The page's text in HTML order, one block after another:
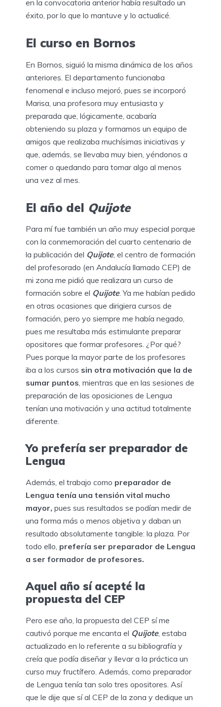
en la convocatoria anterior había resultado un
éxito, por lo que lo mantuve y lo actualicé.
El curso en Bornos
En Bornos, siguió la misma dinámica de los años
anteriores. El departamento funcionaba
fenomenal e incluso mejoró, pues se incorporó
Marisa, una profesora muy entusiasta y
preparada que, lógicamente, acabaría
obteniendo su plaza y formamos un equipo de
amigos que realizaba muchísimas iniciativas y
que, además, se llevaba muy bien, yéndonos a
comer o quedando para tomar algo al menos
una vez al mes.
El año del Quijote
Para mí fue también un año muy especial porque
con la conmemoración del cuarto centenario de
la publicación del Quijote, el centro de formación
del profesorado (en Andalucía llamado CEP) de
mi zona me pidió que realizara un curso de
formación sobre el Quijote. Ya me habían pedido
en otras ocasiones que dirigiera cursos de
formación, pero yo siempre me había negado,
pues me resultaba más estimulante preparar
opositores que formar profesores. ¿Por qué?
Pues porque la mayor parte de los profesores
iba a los cursos sin otra motivación que la de
sumar puntos, mientras que en las sesiones de
preparación de las oposiciones de Lengua
tenían una motivación y una actitud totalmente
diferente.
Yo prefería ser preparador de
Lengua
Además, el trabajo como preparador de
Lengua tenía una tensión vital mucho
mayor, pues sus resultados se podían medir de
una forma más o menos objetiva y daban un
resultado absolutamente tangible: la plaza. Por
todo ello, prefería ser preparador de Lengua
a ser formador de profesores.
Aquel año sí acepté la
propuesta del CEP
Pero ese año, la propuesta del CEP sí me
cautivó porque me encanta el Quijote, estaba
actualizado en lo referente a su bibliografía y
creía que podía diseñar y llevar a la práctica un
curso muy fructífero. Además, como preparador
de Lengua tenía tan solo tres opositores. Así
que le dije que sí al CEP de la zona y dedique un